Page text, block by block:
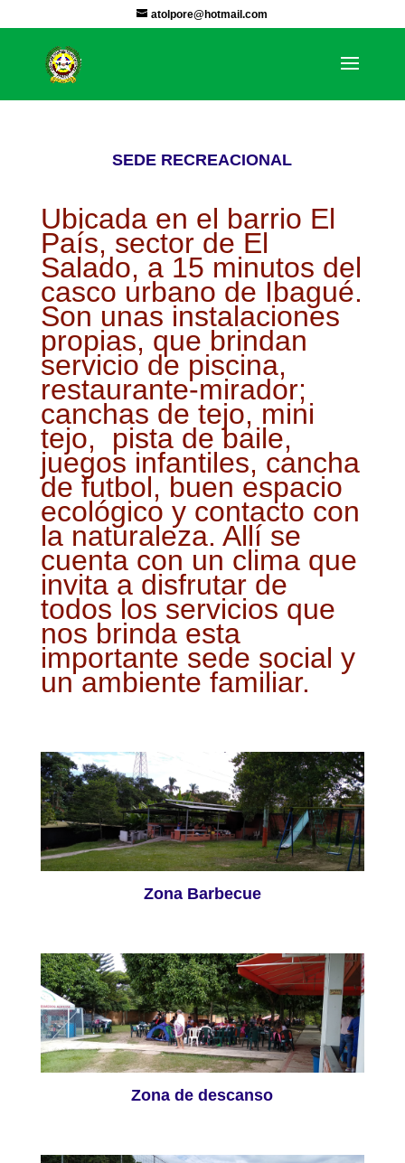
atolpore@hotmail.com
SEDE RECREACIONAL
Ubicada en el barrio El
País, sector de El
Salado, a 15 minutos del
casco urbano de Ibagué.
Son unas instalaciones
propias, que brindan
servicio de piscina,
restaurante-mirador;
canchas de tejo, mini
tejo, pista de baile,
juegos infantiles, cancha
de futbol, buen espacio
ecológico y contacto con
la naturaleza. Allí se
cuenta con un clima que
invita a disfrutar de
todos los servicios que
nos brinda esta
importante sede social y
un ambiente familiar.
Zona Barbecue
Zona de descanso